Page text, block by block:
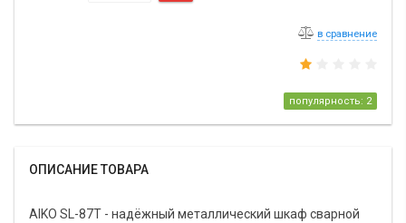
в сравнение
популярность: 2
ОПИСАНИЕ ТОВАРА
AIKO SL-87T - надёжный металлический шкаф сварной